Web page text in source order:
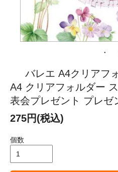
バレエ A4クリアフ
A4 クリアフォルダー
表会プレゼント プレゼ
275円(税込)
個数